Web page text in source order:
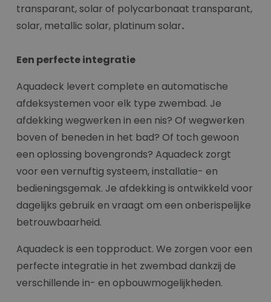
transparant, solar of polycarbonaat transparant,
solar, metallic solar, platinum solar.
Een perfecte integratie
Aquadeck levert complete en automatische
afdeksystemen voor elk type zwembad. Je
afdekking wegwerken in een nis? Of wegwerken
boven of beneden in het bad? Of toch gewoon
een oplossing bovengronds? Aquadeck zorgt
voor een vernuftig systeem, installatie- en
bedieningsgemak. Je afdekking is ontwikkeld voor
dagelijks gebruik en vraagt om een onberispelijke
betrouwbaarheid.
Aquadeck is een topproduct. We zorgen voor een
perfecte integratie in het zwembad dankzij de
verschillende in- en opbouwmogelijkheden.